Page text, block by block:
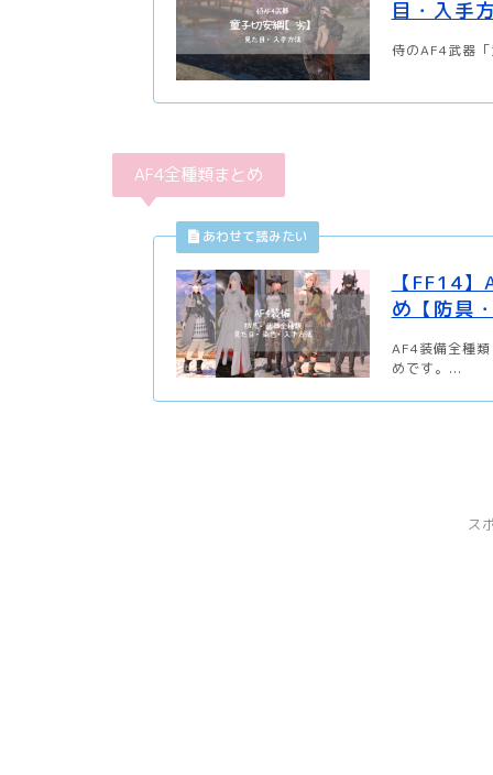
目・入手
侍のAF4武器
AF4全種類まとめ
【FF14
め【防具
AF4装備全種
めです。...
ス